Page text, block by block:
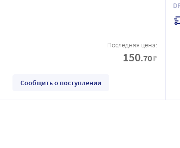
Последняя цена:
150.70₽
Сообщить о поступлении